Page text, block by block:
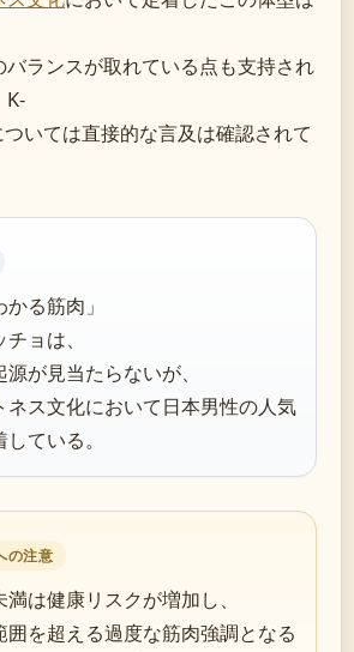
ランスが取れている点も支持され
K-
いては直接的な言及は確認されて
かる筋肉」
ョは、
が見当たらないが、
ネス文化において日本男性の人気
ている。
の注意
は健康リスクが増加し、
囲を超える過度な筋肉強調となる